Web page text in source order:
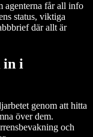
agenterna får all info
status, viktiga
där allt är
in i
genom att hitta
över dem.
och